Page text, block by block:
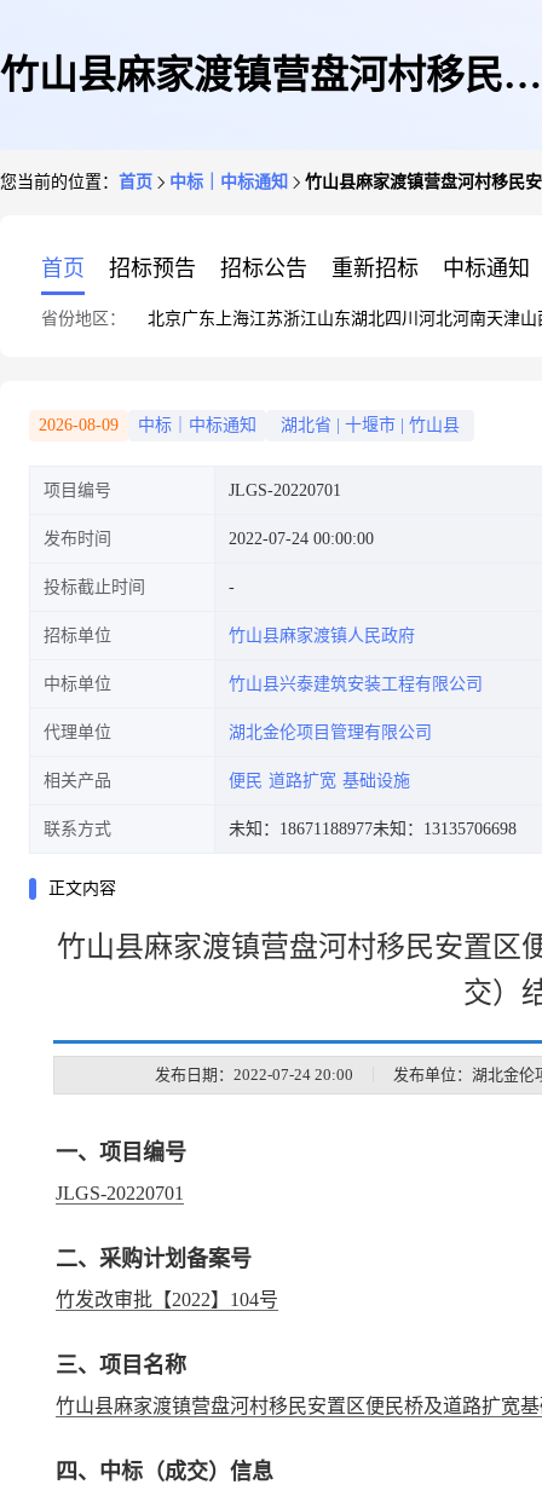
竹山县麻家渡镇营盘河村移民安
您当前的位置： 首页 中标｜中标通知 竹山县麻家渡镇营盘河村移民
首页 招标预告 招标公告 重新招标 中标通知
省份地区： 北京广东 上海江苏浙江山东湖北四川 河北河南天津山
2026-08-09 中标｜中标通知 湖北省 十堰市 竹山县
项目编号 JLGS-20220701
发布时间 2022-07-24 00:00:00
投标截止时间
招标单位 竹山县麻家渡镇人民政府
中标单位 竹山县兴泰建筑安装工程有限公司
代理单位 湖北金伦项目管理有限公司
相关产品 便民 道路扩宽 基础设施
联系方式 未知：18671188977未知：13135706698
正文内容
竹山县麻家渡镇营盘河村移民安置区
交）
发布日期：2022-07-24 20:00 发布单位：湖北金伦
一、项目编号
JLGS-20220701
二、采购计划备案号
竹发改审批【2022】104号
三、项目名称
竹山县麻家渡镇营盘河村移民安置区便民桥及道路扩宽
四、中标（成交）信息